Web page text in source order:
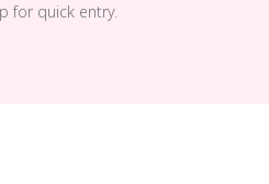
for quick entry.